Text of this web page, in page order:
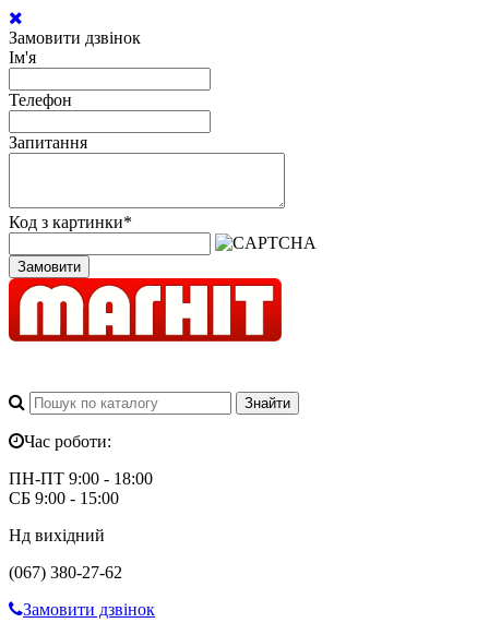
Замовити дзвінок
Ім'я
Телефон
Запитання
Код з картинки*
Замовити
Час роботи:
ПН-ПТ 9:00 - 18:00
СБ 9:00 - 15:00
Нд вихідний
(067) 380-27-62
Замовити дзвінок